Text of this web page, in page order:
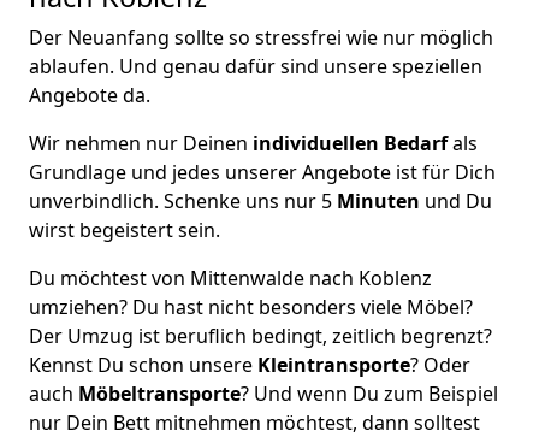
Der Neuanfang sollte so stressfrei wie nur möglich
ablaufen. Und genau dafür sind unsere speziellen
Angebote da.
Wir nehmen nur Deinen individuellen Bedarfals
Grundlage und jedes unserer Angebote ist für Dich
unverbindlich. Schenke uns nur 5 Minuten und Du
wirst begeistert sein.
Du möchtest von Mittenwalde nach Koblenz
umziehen? Du hast nicht besonders viele Möbel?
Der Umzug ist beruflich bedingt, zeitlich begrenzt?
Kennst Du schon unsere Kleintransporte? Oder
auch Möbeltransporte? Und wenn Du zum Beispiel
nur Dein Bett mitnehmen möchtest, dann solltest